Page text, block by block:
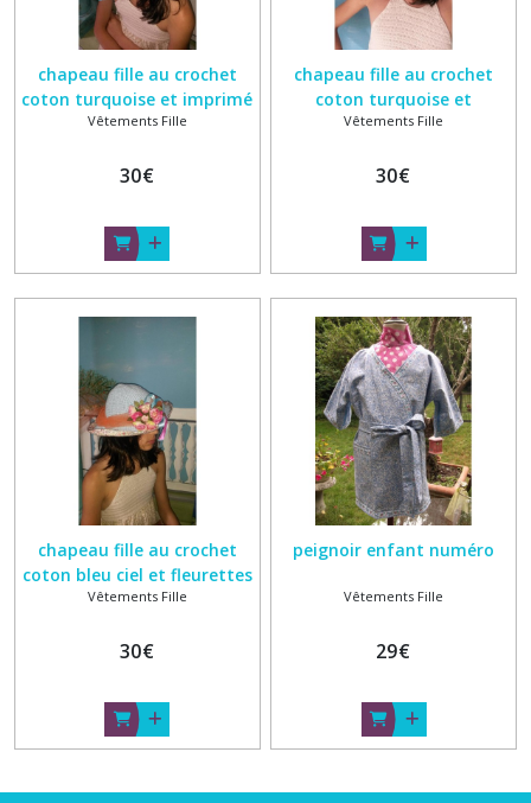
chapeau fille au crochet
coton turquoise et imprimé
fleur serie
Vêtements Fille
30€
chapeau fille au crochet
coton turquoise et
fleurettes serie10
Vêtements Fille
30€
chapeau fille au crochet
coton bleu ciel et fleurettes
serie2
Vêtements Fille
30€
peignoir enfant numéro
Vêtements Fille
29€